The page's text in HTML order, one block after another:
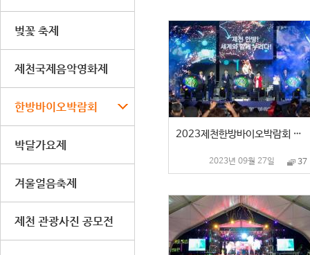
벚꽃 축제
제천국제음악영화제
한방바이오박람회
박달가요제
겨울얼음축제
제천 관광사진 공모전
2023제천한방바이오박람회 개막식
2023년 09월 27일 37